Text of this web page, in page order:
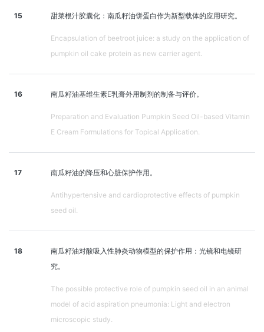
15 甜菜根汁胶囊化：南瓜籽油饼蛋白作为新型载体的应用研究。
Encapsulation of beetroot juice: a study on the application of
pumpkin oil cake protein as new carrier agent.
16 南瓜籽油基维生素E乳膏外用制剂的制备与评价。
Preparation and Evaluation Pumpkin Seed Oil-based Vitamin
E Cream Formulations for Topical Application.
17 南瓜籽油的降压和心脏保护作用。
Antihypertensive and cardioprotective effects of pumpkin
seed oil.
18
南瓜籽油对酸吸入性肺炎动物模型的保护作用：光镜和电镜研
究。
The possible protective role of pumpkin seed oil in an animal
model of acid aspiration pneumonia: Light and electron
microscopic study.